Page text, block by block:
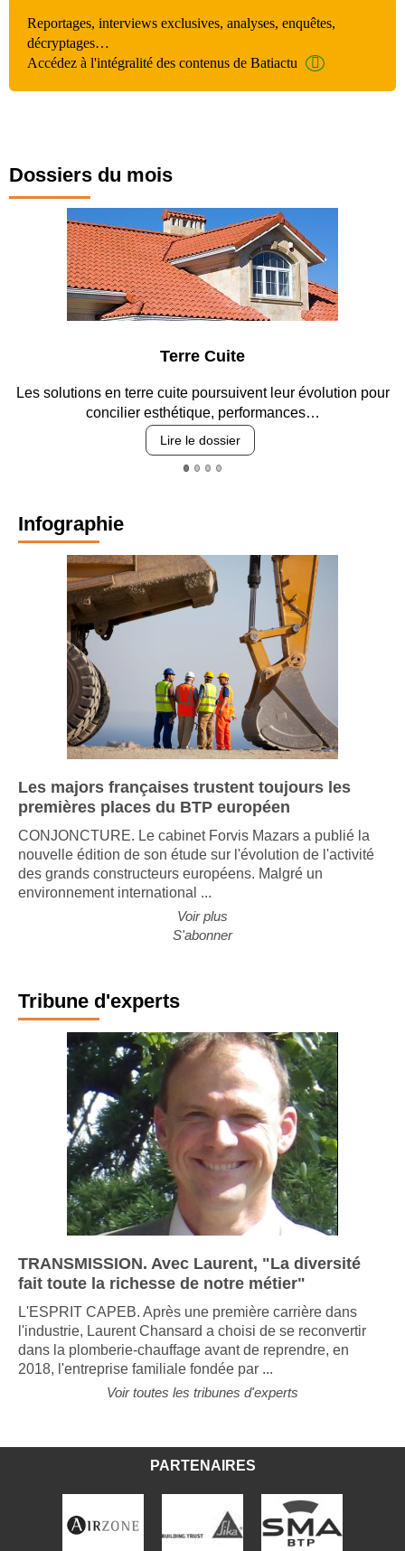
Reportages, interviews exclusives, analyses, enquêtes,
décryptages…
Accédez à l'intégralité des contenus de Batiactu
Dossiers du mois
Entre circulation, sécurisation des accès, durabilité des
revêtements et intégration…
Lire le dossier
Infographie
Les majors françaises trustent toujours les
premières places du BTP européen
CONJONCTURE. Le cabinet Forvis Mazars a publié la
nouvelle édition de son étude sur l'évolution de l'activité
des grands constructeurs européens. Malgré un
environnement international ...
Voir plus
S'abonner
Tribune d'experts
TRANSMISSION. Avec Laurent, "La diversité
fait toute la richesse de notre métier"
L'ESPRIT CAPEB. Après une première carrière dans
l'industrie, Laurent Chansard a choisi de se reconvertir
dans la plomberie-chauffage avant de reprendre, en
2018, l'entreprise familiale fondée par ...
Voir toutes les tribunes d'experts
PARTENAIRES